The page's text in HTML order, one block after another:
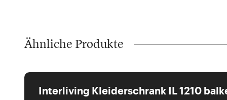
Ähnliche Produkte
Interliving Kleiderschrank IL 1210